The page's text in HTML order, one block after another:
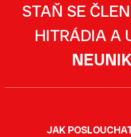
STAŇ SE
HITRÁDIA A
JAK